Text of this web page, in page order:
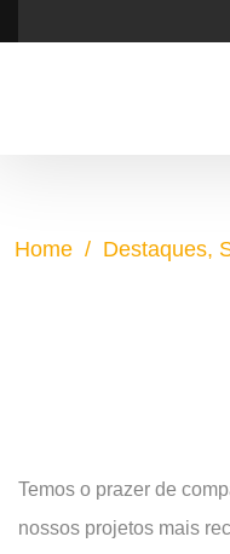
Home / Destaques,
Temos o prazer de
nossos projetos mais